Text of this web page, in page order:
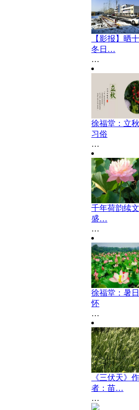
【影报】晒
冬日…
…
徐福堂：立
习俗
…
千年荷韵续
盛…
…
徐福堂：暑
怀
…
《三伏天》作
者：苗…
…